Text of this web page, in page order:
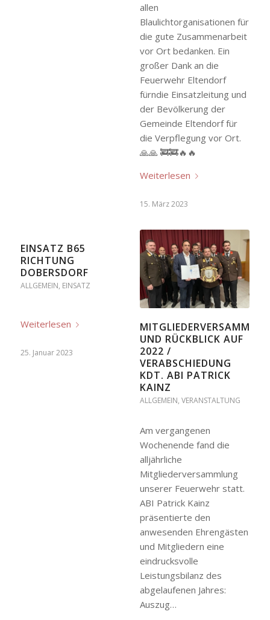
allen
Blaulichtorganisationen für
die gute Zusammenarbeit
vor Ort bedanken. Ein
großer Dank an die
Feuerwehr Eltendorf
fürndie Einsatzleitung und
der Bevölkerung der
Gemeinde Eltendorf für
die Verpflegung vor Ort.
🙏🙏 🚒🚒🔥🔥
Weiterlesen
15. März 2023
EINSATZ B65
RICHTUNG
DOBERSDORF
ALLGEMEIN, EINSATZ
Weiterlesen
25. Januar 2023
UND RÜCKBLICK AUF
2022 /
VERABSCHIEDUNG
KDT. ABI PATRICK
KAINZ
ALLGEMEIN, VERANSTALTUNG
Am vergangenen
Wochenende fand die
alljährliche
Mitgliederversammlung
unserer Feuerwehr statt.
ABI Patrick Kainz
präsentierte den
anwesenden Ehrengästen
und Mitgliedern eine
eindrucksvolle
Leistungsbilanz des
abgelaufenen Jahres:
Auszug…